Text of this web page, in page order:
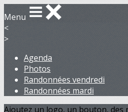
Menu
<
>
Agenda
Photos
Randonnées vendredi
Randonnées mardi
Ajoutez un logo, un bouton, des